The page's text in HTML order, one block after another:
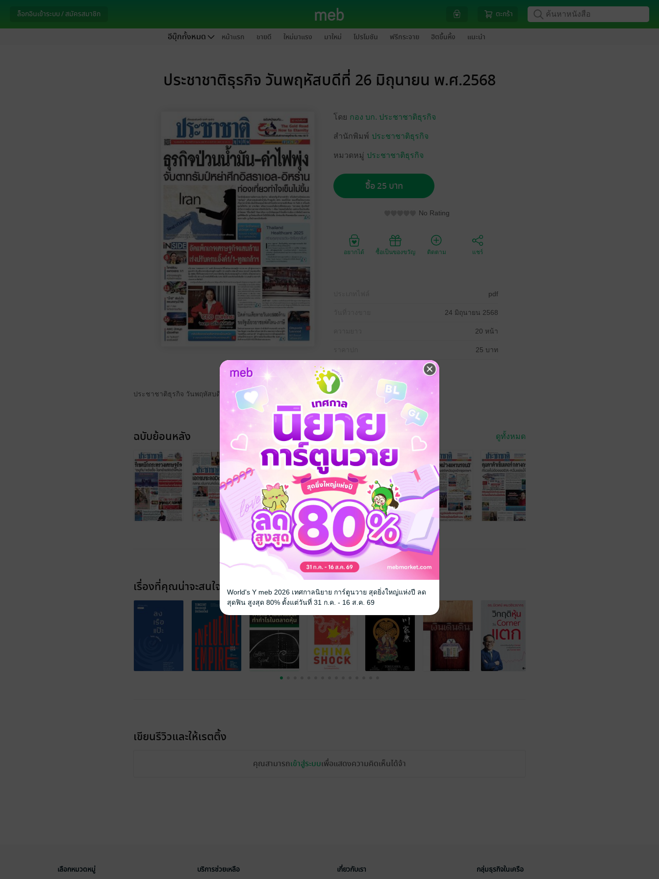
ล็อกอินเข้าระบบ / สมัครสมาชิก ตะกร้า
อีบุ๊กทั้งหมด หน้าแรก ขายดี ใหม่มาแรง มาใหม่ โปรโมชัน ฟรีกระจาย ฮิตขึ้นหิ้ง แนะนำ
ประชาชาติธุรกิจ วันพฤหัสบดีที่ 26 มิถุนายน พ.ศ.2568
โดย กอง บก. ประชาชาติธุรกิจ
สำนักพิมพ์ ประชาชาติธุรกิจ
หมวดหมู่ ประชาชาติธุรกิจ
ซื้อ 25 บาท
No Rating
อยากได้ ซื้อเป็นของขวัญ ติดตาม แชร์
pdf
24 มิถุนายน 2568
20 หน้า
25 บาท
ประชาชาติธุรกิจ วันพฤหัสบดีที่ 26 มิถุนายน พ.ศ.2568
ฉบับย้อนหลัง ดูทั้งหมด
เรื่องที่คุณน่าจะสนใจ
เขียนรีวิวและให้เรตติ้ง
คุณสามารถเข้าสู่ระบบเพื่อแสดงความคิดเห็นได้จ้า
เลือกหมวดหมู่ บริการช่วยเหลือ เกี่ยวกับเรา กลุ่มธุรกิจในเครือ
World's Y meb 2026 เทศกาลนิยาย การ์ตูนวาย สุดยิ่งใหญ่แห่งปี ลด
สุดฟิน สูงสุด 80% ตั้งแต่วันที่ 31 ก.ค. - 16 ส.ค. 69